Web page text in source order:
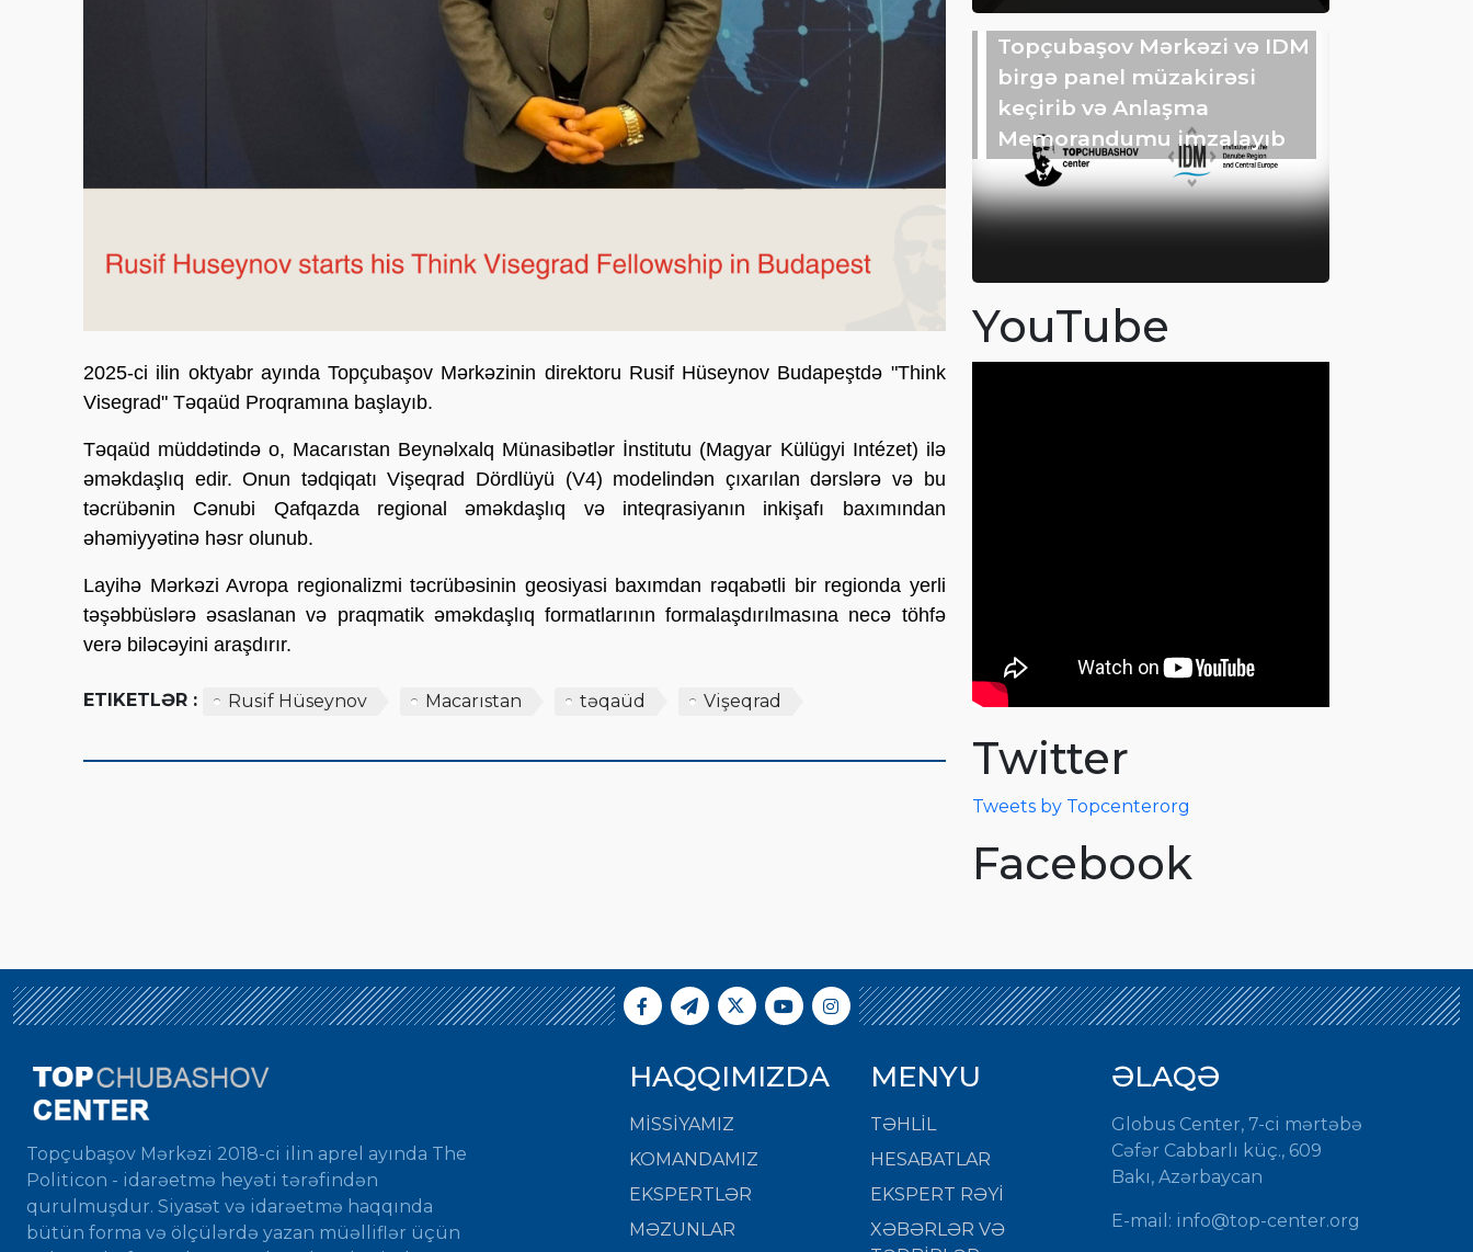
2025-ci ilin oktyabr ayında Topçubaşov Mərkəzinin direktoru Rusif Hüseynov Budapeştdə "Think
Visegrad" Təqaüd Proqramına başlayıb.
Təqaüd müddətində o, Macarıstan Beynəlxalq Münasibətlər İnstitutu (Magyar Külügyi Intézet) ilə
əməkdaşlıq edir. Onun tədqiqatı Vişeqrad Dördlüyü (V4) modelindən çıxarılan dərslərə və bu
təcrübənin Cənubi Qafqazda regional əməkdaşlıq və inteqrasiyanın inkişafı baxımından
əhəmiyyətinə həsr olunub.
Layihə Mərkəzi Avropa regionalizmi təcrübəsinin geosiyasi baxımdan rəqabətli bir regionda yerli
təşəbbüslərə əsaslanan və praqmatik əməkdaşlıq formatlarının formalaşdırılmasına necə töhfə
verə biləcəyini araşdırır.
ETIKETLƏR : Rusif Hüseynov Macarıstan təqaüd Vişeqrad
Topçubaşov Mərkəzi və IDM
birgə panel müzakirəsi
keçirib və Anlaşma
Memorandumu imzalayıb
YouTube
Twitter
Tweets by Topcenterorg
Facebook
Topçubaşov Mərkəzi 2018-ci ilin aprel ayında The
Politicon - idarəetmə heyəti tərəfindən
qurulmuşdur. Siyasət və idarəetmə haqqında
bütün forma və ölçülərdə yazan müəlliflər üçün
HAQQIMIZDA
MISSIYAMIZ
KOMANDAMIZ
EKSPERTLƏR
MƏZUNLAR
MENYU
TƏHLİL
HESABATLAR
EKSPERT RƏYİ
XƏBƏRLƏR VƏ
ƏLAQƏ
Globus Center, 7-ci mərtəbə
Cəfər Cabbarlı küç., 609
Bakı, Azərbaycan
E-mail: info@top-center.org